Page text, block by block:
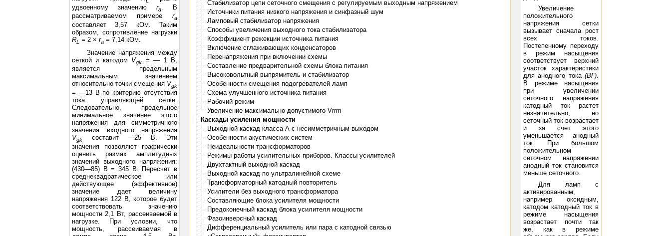
удвоенному значению ra
. В
рассматриваемом примере ra
составляет 3,57 кОм. Таким
образом, сопротивление нагрузки
RL = 2 × ra = 7,14 кОм.
Значение напряжения между
сеткой и катодом Vgk = — 1 В,
является предельным
максимальным значением
относительно точки смещения Vgk
= —13 В по критерию отсутствия
тока управляющей сетки.
Следовательно, предельное
минимальное значение этого
напряжения для симметричного
значения входного напряжения
Vgk
составит —25 В. Эти
значения позволяют графически
оценить размах амплитудных
значений выходного напряжения:
(430—85) В = 345 В. Пересчет в
среднеквадратическое или
действующее (эффективное)
значение дает величину
напряжения 122 В, которое будет
соответствовать значению
мощности 2,1 Вт, рассеиваемой в
нагрузке. При условии, что
мощность, рассеиваемая в
Стабилизатор цепи сеточного смещения с регулируемым выходным напряжением
Источники питания низкого напряжения и синфазный шум
Ламповый стабилизатор напряжения
Способы увеличения выходного тока стабилизатора
Коэффициент режекции источника питания
Включение сглаживающих конденсаторов
Перенапряжения при включении схемы
Составление предварительной схемы блока питания
Высоковольтный выпрямитель и стабилизатор
Особенности смещения подогревателей ламп
Схема улучшенного источника питания
Рабочий режим
Увеличение максимально допустимого Vrrm
Каскады усиления мощности
Выходной каскад класса А с несимметричным выходом
Особенности акустических систем
Неидеальности трансформаторов
Режимы работы усилительных приборов. Классы усилителей
Двухтактный выходной каскад
Выходной каскад по ультралинейной схеме
Трансформаторный катодный повторитель
Усилители без выходного трансформатора
Составляющие блока усилителя мощности
Предоконечный каскад блока усилителя мощности
Фазоинверсный каскад
Дифференциальный усилитель или пара с катодной связью
Увеличение
положительного
напряжения сетки
вызывает сначала рост
всех токов.
Постепенному переходу
в режим насыщения
соответствует верхний
участок характеристики
для анодного тока (ВГ).
В режиме насыщения
при увеличении
сеточного напряжения
катодный ток растет
незначительно, но
сеточный ток возрастает
и за счет этого
уменьшается анодный
ток. При большом
положительном
сеточном напряжении
анодный ток становится
меньше сеточного.
Для ламп с
активированным,
например оксидным,
катодом катодный ток в
режиме насыщения
возрастает почти так
же, как в режиме